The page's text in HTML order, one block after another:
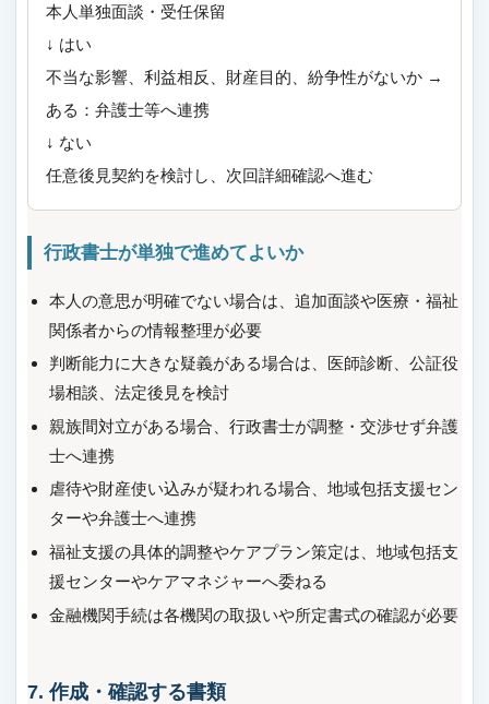
本人単独面談・受任保留
↓ はい
不当な影響、利益相反、財産目的、紛争性がないか →
ある：弁護士等へ連携
↓ ない
任意後見契約を検討し、次回詳細確認へ進む
行政書士が単独で進めてよいか
本人の意思が明確でない場合は、追加面談や医療・福祉
関係者からの情報整理が必要
判断能力に大きな疑義がある場合は、医師診断、公証役
場相談、法定後見を検討
親族間対立がある場合、行政書士が調整・交渉せず弁護
士へ連携
虐待や財産使い込みが疑われる場合、地域包括支援セン
ターや弁護士へ連携
福祉支援の具体的調整やケアプラン策定は、地域包括支
援センターやケアマネジャーへ委ねる
金融機関手続は各機関の取扱いや所定書式の確認が必要
7. 作成・確認する書類